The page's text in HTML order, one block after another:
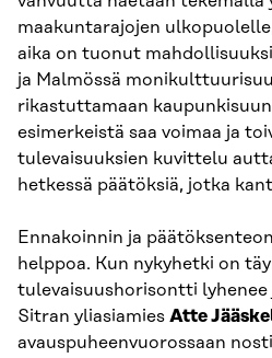
maakuntarajojen
aika on tuonut
ja Malmössä
rikastuttamaan
esimerkeistä saa voimaa ja
tulevaisuuksien kuvittelu
hetkessä päätöksiä, jotka
Ennakoinnin ja
helppoa. Kun nykyhetki on
tulevaisuushorisontti lyhenee
Sitran yliasiamies Atte
avauspuheenvuorossaan